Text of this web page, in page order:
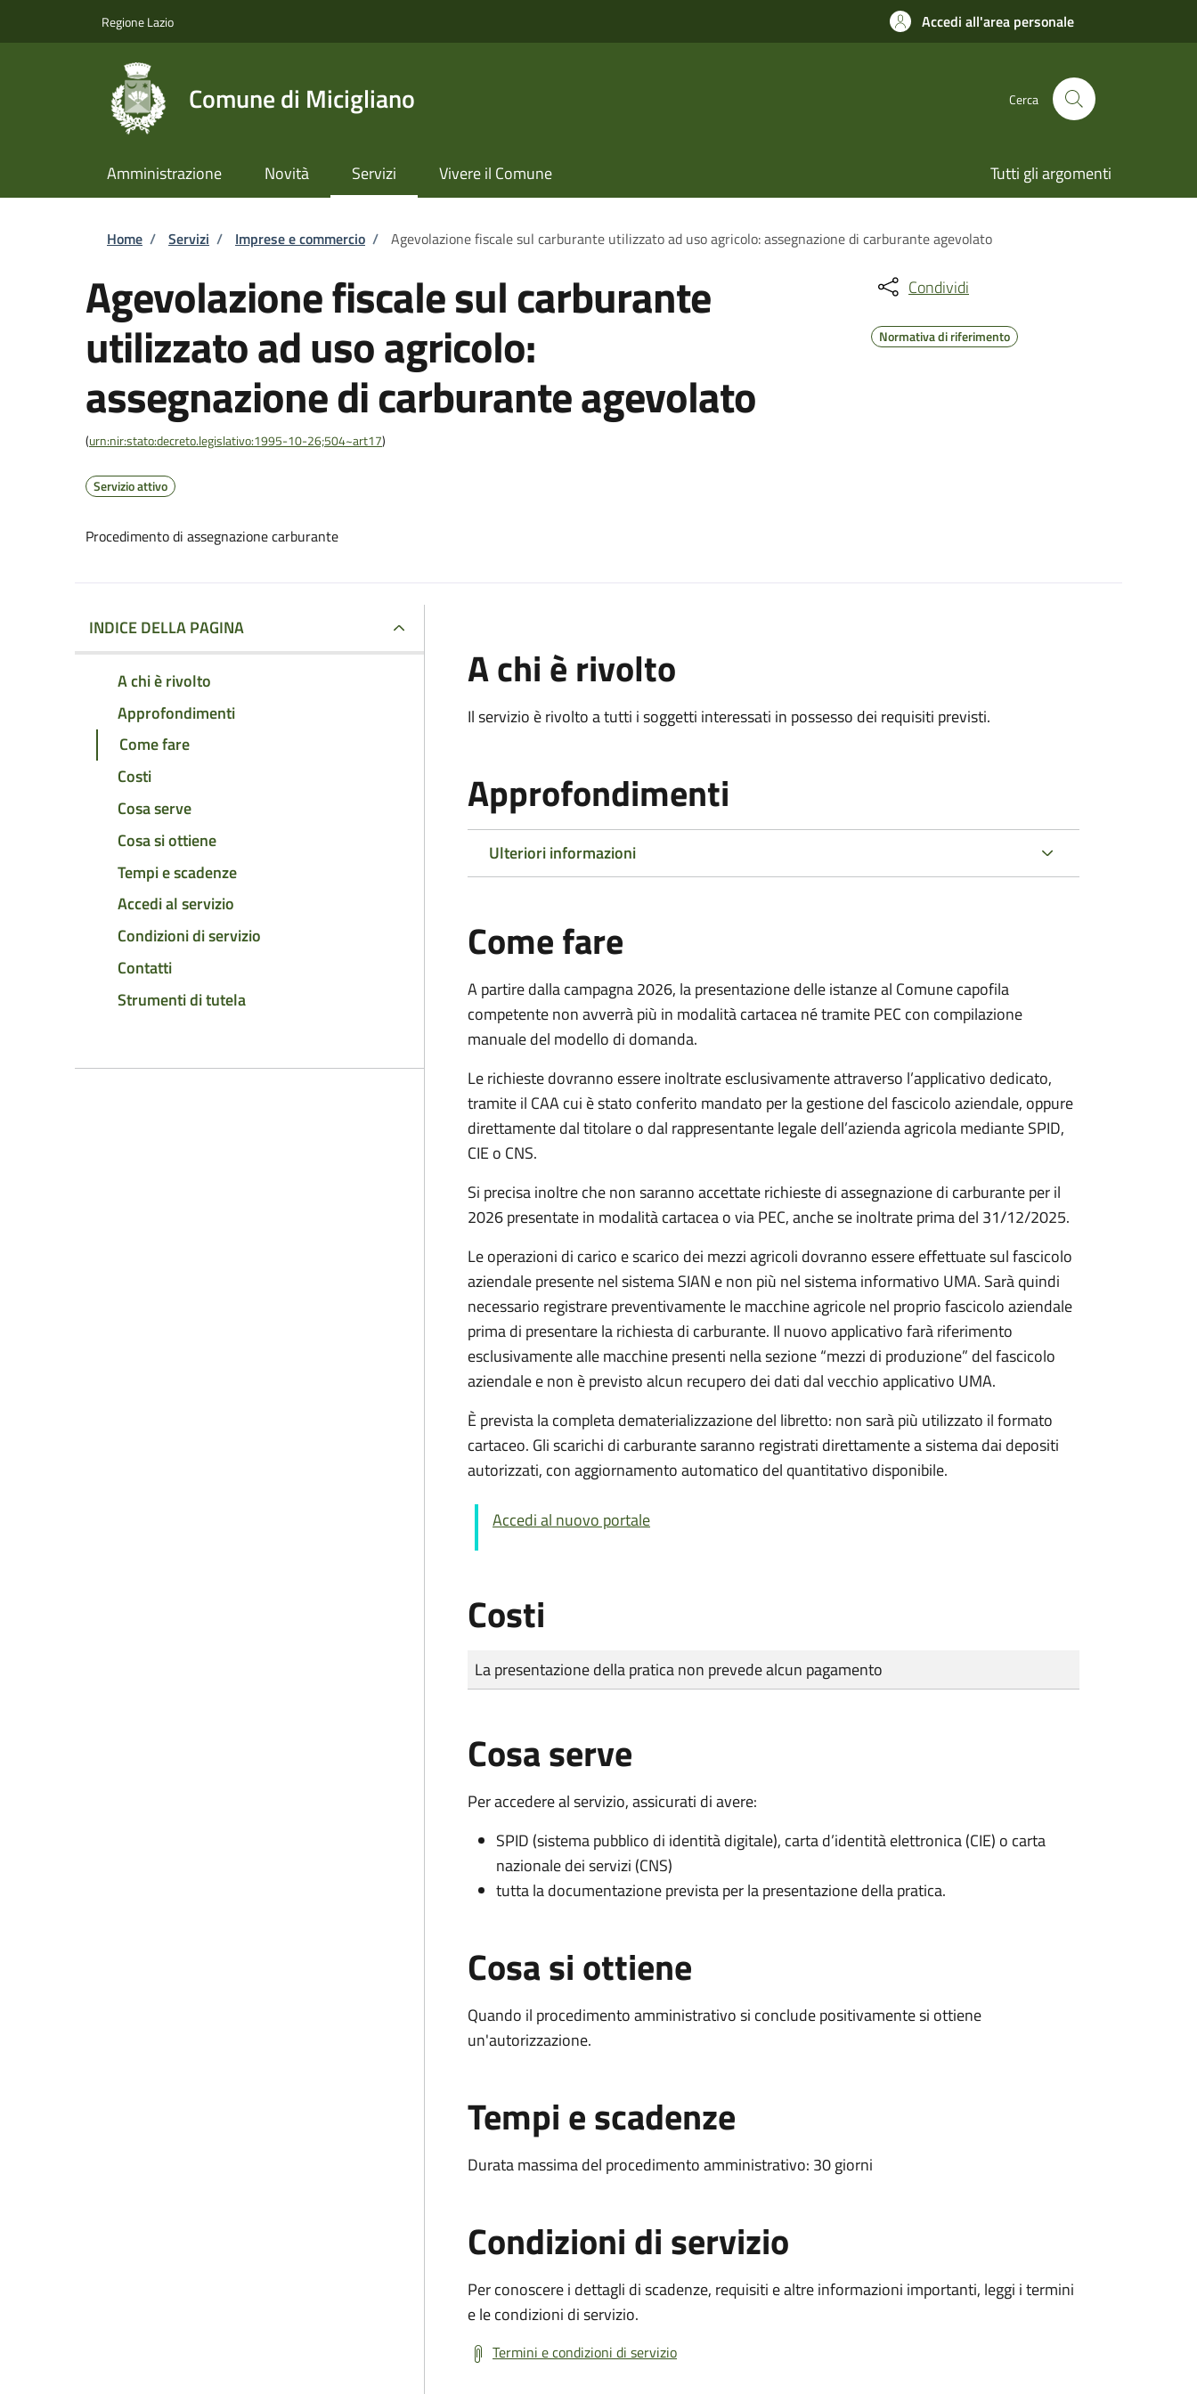
Regione Lazio Accedi all'area personale
Comune di Micigliano Cerca
Amministrazione Novità Servizi Vivere il Comune Tutti gli argomenti
Briciole di pane
Home / Servizi / Imprese e commercio / Agevolazione fiscale sul carburante utilizzato ad uso agricolo: assegnazione di carburante agevolato
Agevolazione fiscale sul carburante
utilizzato ad uso agricolo:
assegnazione di carburante agevolato
(urn:nir:stato:decreto.legislativo:1995-10-26;504~art17)
Servizio attivo
Procedimento di assegnazione carburante
Condividi
Normativa di riferimento
INDICE DELLA PAGINA
A chi è rivolto
Approfondimenti
Come fare
Costi
Cosa serve
Cosa si ottiene
Tempi e scadenze
Accedi al servizio
Condizioni di servizio
Contatti
Strumenti di tutela
A chi è rivolto
Il servizio è rivolto a tutti i soggetti interessati in possesso dei requisiti previsti.
Approfondimenti
Ulteriori informazioni
Come fare
A partire dalla campagna 2026, la presentazione delle istanze al Comune capofila
competente non avverrà più in modalità cartacea né tramite PEC con compilazione
manuale del modello di domanda.
Le richieste dovranno essere inoltrate esclusivamente attraverso l’applicativo dedicato,
tramite il CAA cui è stato conferito mandato per la gestione del fascicolo aziendale, oppure
direttamente dal titolare o dal rappresentante legale dell’azienda agricola mediante SPID,
CIE o CNS.
Si precisa inoltre che non saranno accettate richieste di assegnazione di carburante per il
2026 presentate in modalità cartacea o via PEC, anche se inoltrate prima del 31/12/2025.
Le operazioni di carico e scarico dei mezzi agricoli dovranno essere effettuate sul fascicolo
aziendale presente nel sistema SIAN e non più nel sistema informativo UMA. Sarà quindi
necessario registrare preventivamente le macchine agricole nel proprio fascicolo aziendale
prima di presentare la richiesta di carburante. Il nuovo applicativo farà riferimento
esclusivamente alle macchine presenti nella sezione “mezzi di produzione” del fascicolo
aziendale e non è previsto alcun recupero dei dati dal vecchio applicativo UMA.
È prevista la completa dematerializzazione del libretto: non sarà più utilizzato il formato
cartaceo. Gli scarichi di carburante saranno registrati direttamente a sistema dai depositi
autorizzati, con aggiornamento automatico del quantitativo disponibile.
Accedi al nuovo portale
Costi
Tipo di pagamento
Importo
La presentazione della pratica non prevede alcun pagamento
Cosa serve
Per accedere al servizio, assicurati di avere:
SPID (sistema pubblico di identità digitale), carta d’identità elettronica (CIE) o carta
nazionale dei servizi (CNS)
tutta la documentazione prevista per la presentazione della pratica.
Cosa si ottiene
Quando il procedimento amministrativo si conclude positivamente si ottiene
un'autorizzazione.
Tempi e scadenze
Durata massima del procedimento amministrativo: 30 giorni
Condizioni di servizio
Per conoscere i dettagli di scadenze, requisiti e altre informazioni importanti, leggi i termini
e le condizioni di servizio.
Termini e condizioni di servizio